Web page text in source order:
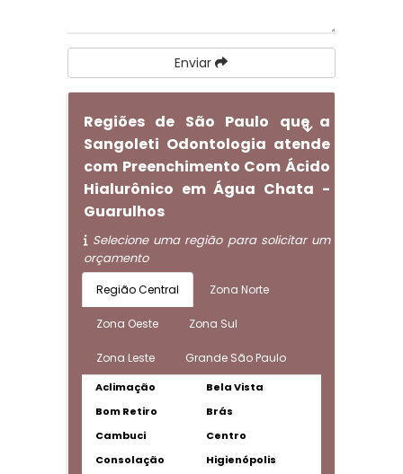
Enviar
Regiões de São Paulo que a
Sangoleti Odontologia atende
com Preenchimento Com Ácido
Hialurônico em Água Chata -
Guarulhos
Selecione uma região para solicitar um
orçamento
Região Central Zona Norte
Zona Oeste Zona Sul
Zona Leste Grande São Paulo
Aclimação
Bela Vista
Bom Retiro
Brás
Cambuci
Centro
Consolação
Higienópolis